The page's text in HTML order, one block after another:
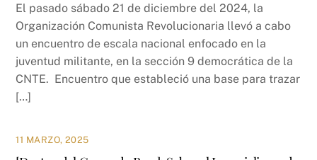
El pasado sábado 21 de diciembre del 2024, la
Organización Comunista Revolucionaria llevó a cabo
un encuentro de escala nacional enfocado en la
juventud militante, en la sección 9 democrática de la
CNTE. Encuentro que estableció una base para trazar
[…]
11 MARZO, 2025